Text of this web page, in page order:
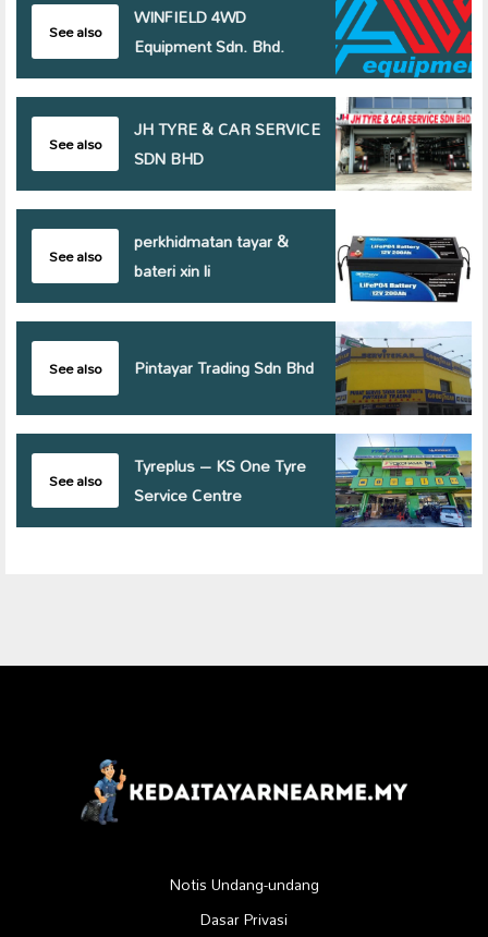
See also
WINFIELD 4WD
Equipment Sdn. Bhd.
See also
JH TYRE & CAR SERVICE
SDN BHD
See also
perkhidmatan tayar &
bateri xin li
See also Pintayar Trading Sdn Bhd
See also
Tyreplus – KS One Tyre
Service Centre
Notis Undang-undang
Dasar Privasi